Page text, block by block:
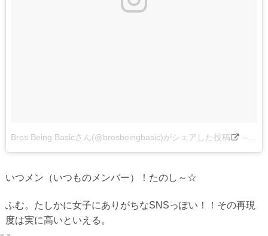
Bros Being Basicさん(@brosbeingbasic)がシェアした投稿 –
いつメン（いつものメンバー）！たのし～☆
ふむ。たしかに女子にありがちなSNSっぽい！！その再現
度は実に高いといえる。